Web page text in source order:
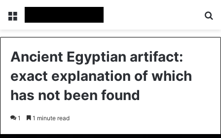
Menu
Ancient Egyptian artifact:
exact explanation of which
has not been found
1 1 minute read